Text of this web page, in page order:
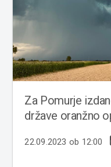
Za Pomurje
države oranžno
22.09.2023 ob 12:00